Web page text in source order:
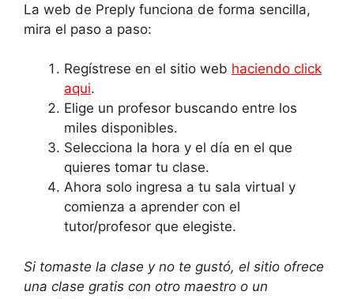
La web de Preply funciona de forma sencilla,
mira el paso a paso:
Regístrese en el sitio web haciendo click
aqui.
Elige un profesor buscando entre los
miles disponibles.
Selecciona la hora y el día en el que
quieres tomar tu clase.
Ahora solo ingresa a tu sala virtual y
comienza a aprender con el
tutor/profesor que elegiste.
Si tomaste la clase y no te gustó, el sitio ofrece
una clase gratis con otro maestro o un